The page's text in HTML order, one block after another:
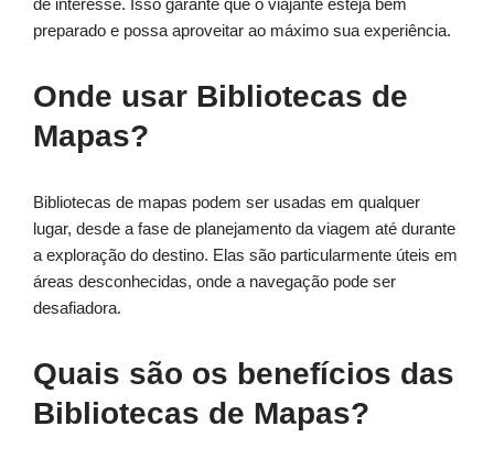
de interesse. Isso garante que o viajante esteja bem
preparado e possa aproveitar ao máximo sua experiência.
Onde usar Bibliotecas de
Mapas?
Bibliotecas de mapas podem ser usadas em qualquer
lugar, desde a fase de planejamento da viagem até durante
a exploração do destino. Elas são particularmente úteis em
áreas desconhecidas, onde a navegação pode ser
desafiadora.
Quais são os benefícios das
Bibliotecas de Mapas?